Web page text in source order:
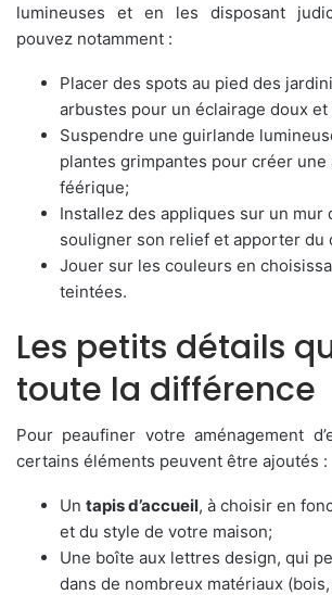
lumineuses et en les disposant
pouvez notamment :
Placer des spots au pied des
arbustes pour un éclairage doux et
Suspendre une guirlande
plantes grimpantes pour créer une
féérique;
Installez des appliques sur un mur
souligner son relief et apporter du
Jouer sur les couleurs en
teintées.
Les petits détails
toute la différence
Pour peaufiner votre aménagement
certains éléments peuvent être ajoutés :
Un tapis d’accueil, à choisir en
et du style de votre maison;
Une boîte aux lettres design, qui
dans de nombreux matériaux